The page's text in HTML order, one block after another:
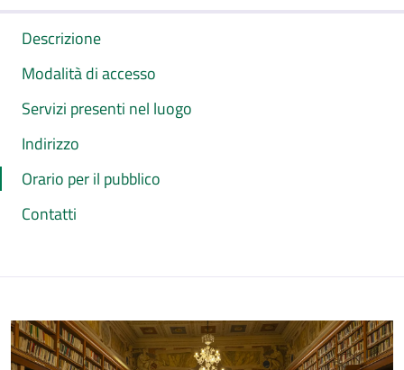
Descrizione
Modalità di accesso
Servizi presenti nel luogo
Indirizzo
Orario per il pubblico
Contatti